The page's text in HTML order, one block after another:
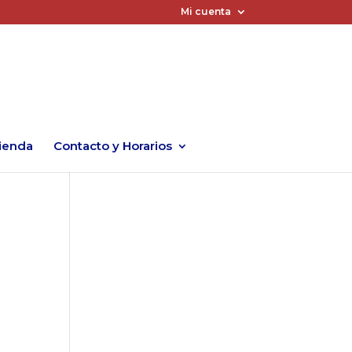
Mi cuenta
Contacto y Horarios